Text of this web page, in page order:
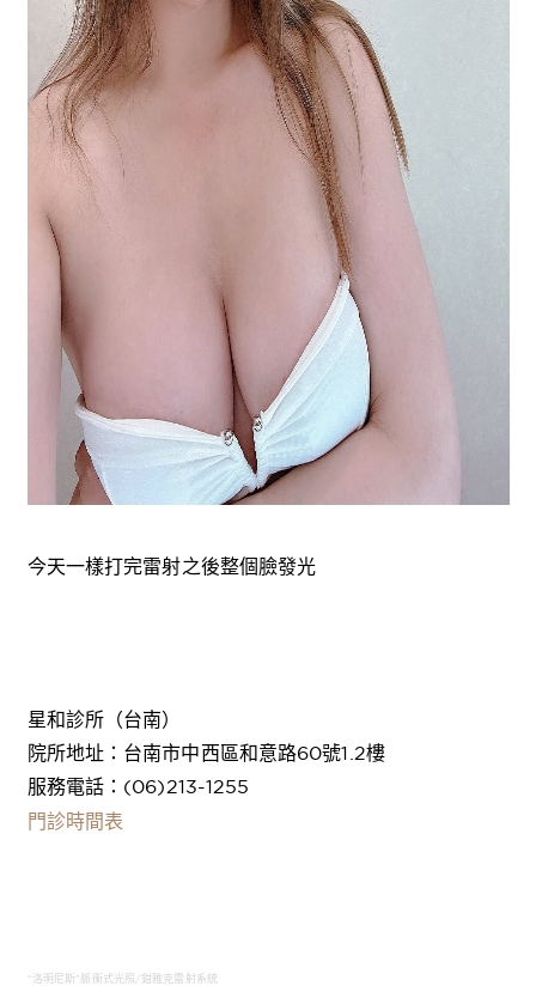
今天一樣打完雷射之後整個臉發光
星和診所（台南）
院所地址：台南市中西區和意路60號1.2樓
服務電話：(06)213-1255
門診時間表
“洛明尼斯”脈衝式光照/鉗雅克雷射系統